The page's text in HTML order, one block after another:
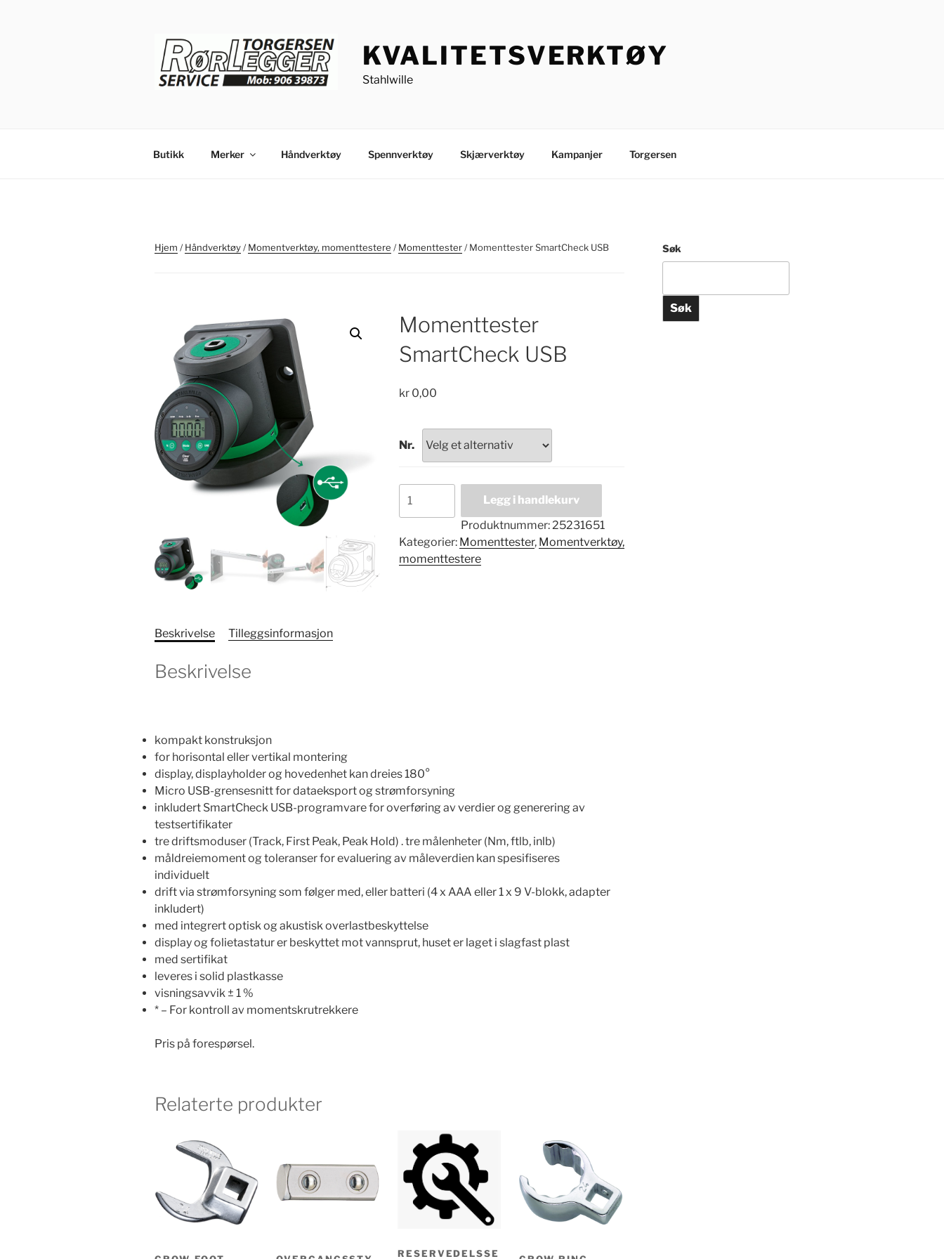
KVALITETSVERKTØY
Stahlwille
Butikk Merker Håndverktøy Spennverktøy Skjærverktøy Kampanjer Torgersen
Hjem /Håndverktøy/Momentverktøy, momenttestere /Momenttester/ Momenttester SmartCheck USB
Momenttester
SmartCheck USB
kr0,00
Nr.
SmartCheck
antall
Legg i handlekurv
Produktnummer: 25231651
Kategorier: Momenttester, Momentverktøy,
momenttestere
Beskrivelse Tilleggsinformasjon
Beskrivelse
kompakt konstruksjon
for horisontal eller vertikal montering
display, displayholder og hovedenhet kan dreies 180°
Micro USB-grensesnitt for dataeksport og strømforsyning
inkludert SmartCheck USB-programvare for overføring av verdier og generering av
testsertifikater
tre driftsmoduser (Track, First Peak, Peak Hold) . tre målenheter (Nm, ftlb, inlb)
måldreiemoment og toleranser for evaluering av måleverdien kan spesifiseres
individuelt
drift via strømforsyning som følger med, eller batteri (4 x AAA eller 1 x 9 V-blokk, adapter
inkludert)
med integrert optisk og akustisk overlastbeskyttelse
display og folietastatur er beskyttet mot vannsprut, huset er laget i slagfast plast
med sertifikat
leveres i solid plastkasse
visningsavvik ± 1 %
* – For kontroll av momentskrutrekkere
Pris på forespørsel.
Relaterte produkter
RESERVEDELSSE
Søk
Søk